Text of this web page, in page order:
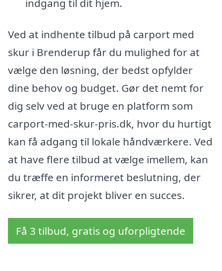
indgang til dit hjem.
Ved at indhente tilbud på carport med
skur i Brenderup får du mulighed for at
vælge den løsning, der bedst opfylder
dine behov og budget. Gør det nemt for
dig selv ved at bruge en platform som
carport-med-skur-pris.dk, hvor du hurtigt
kan få adgang til lokale håndværkere. Ved
at have flere tilbud at vælge imellem, kan
du træffe en informeret beslutning, der
sikrer, at dit projekt bliver en succes.
Få 3 tilbud, gratis og uforpligtende